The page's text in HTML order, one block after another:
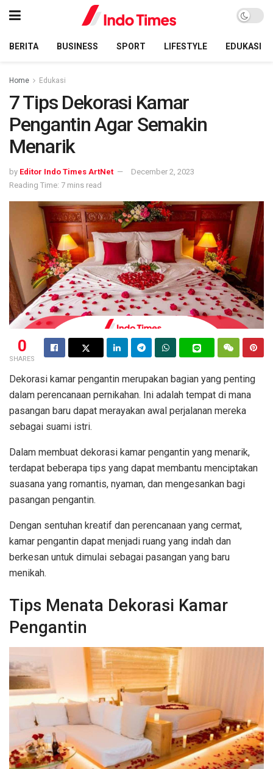
BERITA BUSINESS SPORT LIFESTYLE EDUKASI
Home Edukasi
7 Tips Dekorasi Kamar
Pengantin Agar Semakin
Menarik
by Editor Indo Times ArtNet
December 2, 2023
Reading Time: 7 mins read
0
SHARES
Dekorasi kamar pengantin merupakan bagian yang penting
dalam perencanaan pernikahan. Ini adalah tempat di mana
pasangan baru dapat merayakan awal perjalanan mereka
sebagai suami istri.
Dalam membuat dekorasi kamar pengantin yang menarik,
terdapat beberapa tips yang dapat membantu menciptakan
suasana yang romantis, nyaman, dan mengesankan bagi
pasangan pengantin.
Dengan sentuhan kreatif dan perencanaan yang cermat,
kamar pengantin dapat menjadi ruang yang indah dan
berkesan untuk dimulai sebagai pasangan yang baru
menikah.
Tips Menata Dekorasi Kamar
Pengantin